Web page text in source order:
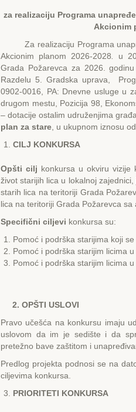
za realizaciju Programa
Akcionim
Za realizaciju Programa
Akcionim planom 2026-2028
u
Grada Požarevca za 2026.
Razdelu 5. Gradska uprava,
0902-0016, PA: Dnevne usluge u
drugom mestu, Pozicija 98,
– dotacije ostalim udruženjima
plan za stare , u ukupnom iznosu od
CILJ KONKURSA
Opšti cilj konkursa u okviru vizije
život starijih lica u lokalnoj
starih lica na teritoriji Grada
lica na teritoriji Grada Požarevca
Specifični ciljevi konkursa su:
Pomoć i podrška starijima koji
Pomoć i podrška starijim licima
Pomoć i podrška starijim licima
2. OPŠTI USLOVI
Pravo učešća na konkursu imaju
uslovom da im je sedište i da
pretežno bave zaštitom i
Predlog projekta podnosi se na
ciljevima konkursa.
PRIORITЕTI KONKURSA